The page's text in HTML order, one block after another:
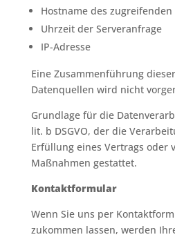
Hostname des zugreifenden
Uhrzeit der Serveranfrage
IP-Adresse
Eine Zusammenführung
Datenquellen wird nicht
Grundlage für die
lit. b DSGVO, der die
Erfüllung eines Vertrags oder
Maßnahmen gestattet.
Kontaktformular
Wenn Sie uns per
zukommen lassen, werden